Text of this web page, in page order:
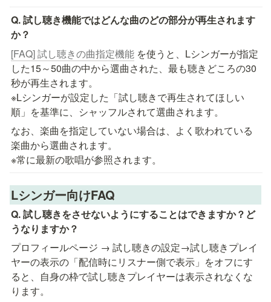
Q. 試し聴き機能ではどんな曲のどの部分が再生されます
か？
[FAQ] 試し聴きの曲指定機能 を使うと、Lシンガーが指定
した15～50曲の中から選曲された、最も聴きどころの30
秒が再生されます。
※Lシンガーが設定した「試し聴きで再生されてほしい
順」を基準に、シャッフルされて選曲されます。
なお、楽曲を指定していない場合は、よく歌われている
楽曲から選曲されます。
※常に最新の歌唱が参照されます。
Lシンガー向けFAQ
Q. 試し聴きをさせないようにすることはできますか？ど
うなりますか？
プロフィールページ → 試し聴きの設定→試し聴きプレイ
ヤーの表示の「配信時にリスナー側で表示」をオフにす
ると、自身の枠で試し聴きプレイヤーは表示されなくな
ります。